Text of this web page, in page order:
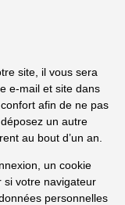
site, il vous sera
e-mail et site dans
afin de ne pas
un autre
au bout d’un an.
un cookie
si votre navigateur
personnelles